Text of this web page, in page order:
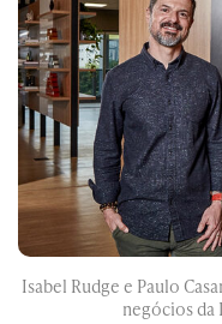
Isabel Rudge e Paulo
negócios da